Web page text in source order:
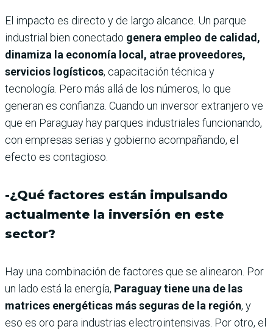
El impacto es directo y de largo alcance. Un parque
industrial bien conectado genera empleo de calidad,
dinamiza la economía local, atrae proveedores,
servicios logísticos, capacitación técnica y
tecnología. Pero más allá de los números, lo que
generan es confianza. Cuando un inversor extranjero ve
que en Paraguay hay parques industriales funcionando,
con empresas serias y gobierno acompañando, el
efecto es contagioso.
-¿Qué factores están impulsando
actualmente la inversión en este
sector?
Hay una combinación de factores que se alinearon. Por
un lado está la energía, Paraguay tiene una de las
matrices energéticas más seguras de la región, y
eso es oro para industrias electrointensivas. Por otro, el